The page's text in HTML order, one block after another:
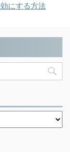
にする方法